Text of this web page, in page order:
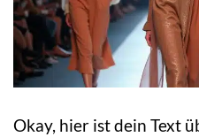
Okay, hier ist dein Text